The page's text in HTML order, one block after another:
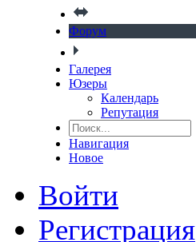
Форум
Галерея
Юзеры
Календарь
Репутация
Навигация
Новое
Войти
Регистрация